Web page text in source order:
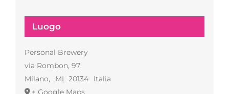
Luogo
Personal Brewery
via Rombon, 97
Milano, MI 20134
Italia
+ Google Maps